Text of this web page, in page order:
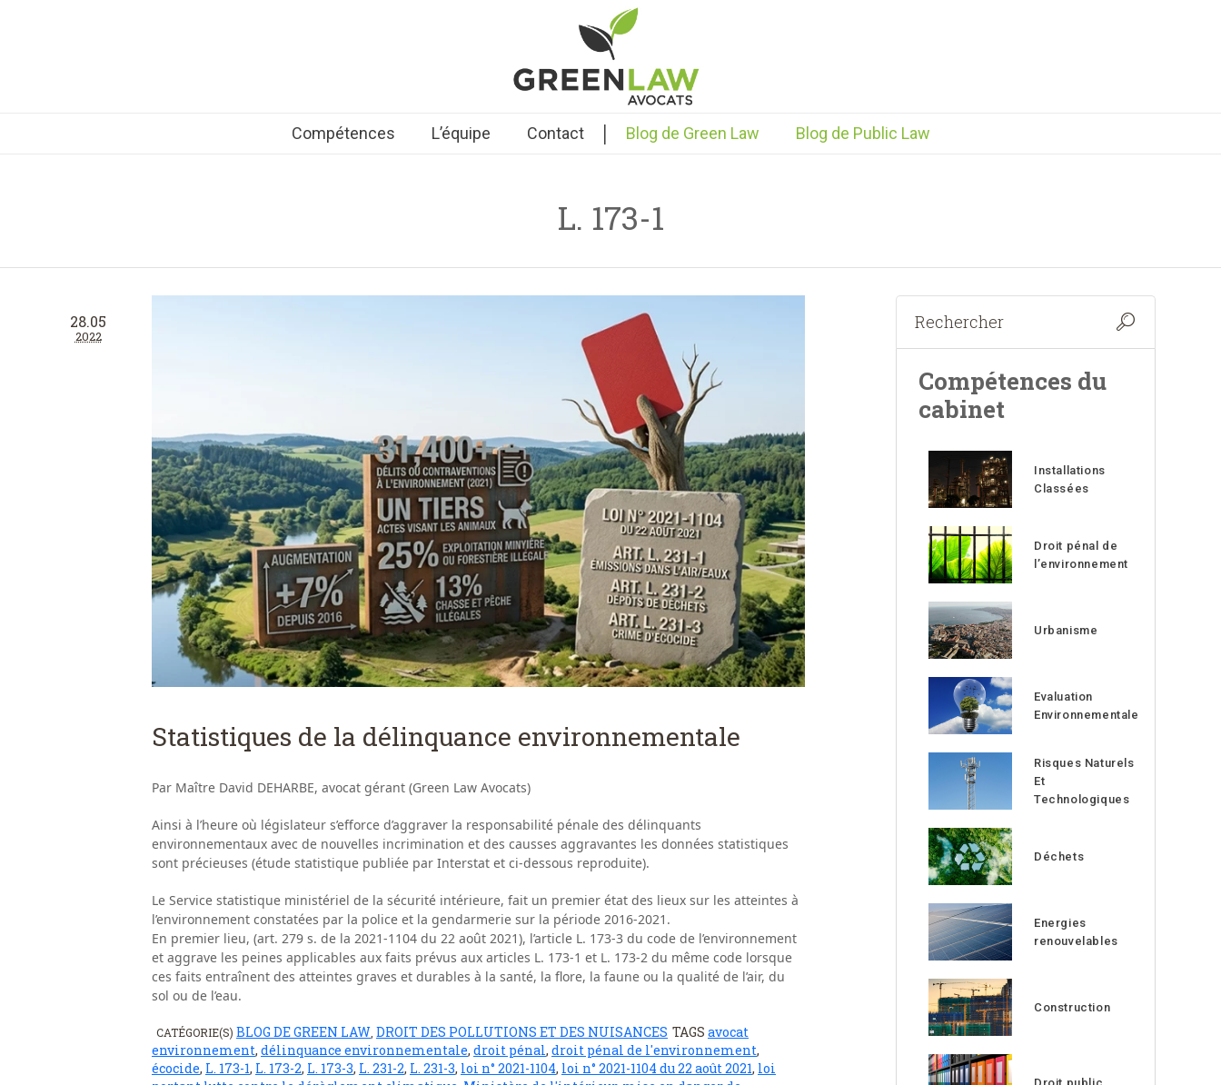
Compétences L’équipe Contact | Blog de Green Law Blog de Public Law
L. 173-1
28.05
2022
Statistiques de la délinquance environnementale
Par Maître David DEHARBE, avocat gérant (Green Law Avocats)
Ainsi à l’heure où législateur s’efforce d’aggraver la responsabilité pénale des délinquants
environnementaux avec de nouvelles incrimination et des causses aggravantes les données statistiques
sont précieuses (étude statistique publiée par Interstat et ci-dessous reproduite).
Le Service statistique ministériel de la sécurité intérieure, fait un premier état des lieux sur les atteintes à
l’environnement constatées par la police et la gendarmerie sur la période 2016-2021.
En premier lieu, (art. 279 s. de la 2021-1104 du 22 août 2021), l’article L. 173-3 du code de l’environnement
et aggrave les peines applicables aux faits prévus aux articles L. 173-1 et L. 173-2 du même code lorsque
ces faits entraînent des atteintes graves et durables à la santé, la flore, la faune ou la qualité de l’air, du
sol ou de l’eau.
CATÉGORIE(S) BLOG DE GREEN LAW DROIT DES POLLUTIONS ET DES NUISANCES TAGS avocat
environnement, délinquance environnementale, droit pénal, droit pénal de l'environnement,
écocide, L. 173-1, L. 173-2, L. 173-3, L. 231-2, L. 231-3, loi n° 2021-1104, loi n° 2021-1104 du 22 août 2021, loi
Compétences du
cabinet
Installations
Classées
Droit pénal de
l’environnement
Urbanisme
Evaluation
Environnementale
Risques Naturels
Et
Technologiques
Déchets
Energies
renouvelables
Construction
Droit public